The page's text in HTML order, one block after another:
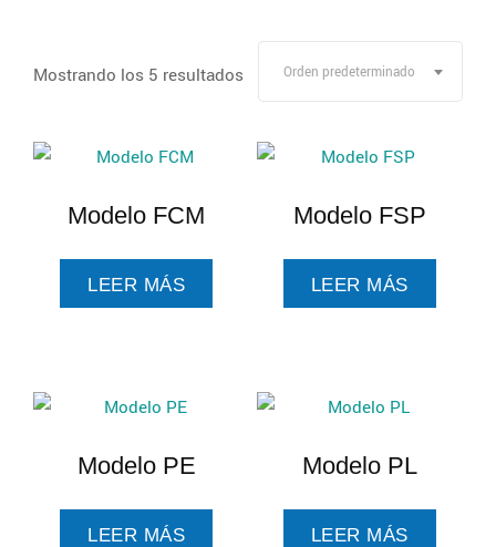
Mostrando los 5 resultados Orden predeterminado
Modelo FCM
LEER MÁS
Modelo FSP
LEER MÁS
Modelo PE
LEER MÁS
Modelo PL
LEER MÁS